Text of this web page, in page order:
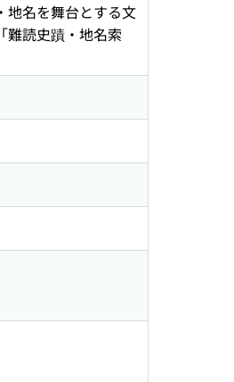
地名を舞台とする文
難読史蹟・地名索